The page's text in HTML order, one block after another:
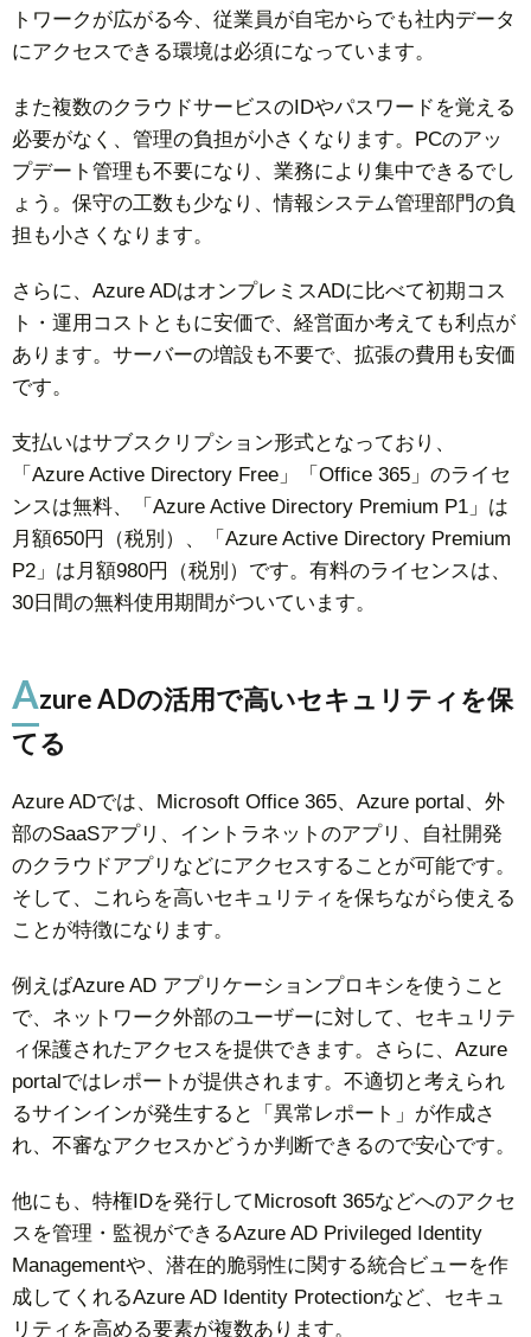
トワークが広がる今、従業員が自宅からでも社内データ
にアクセスできる環境は必須になっています。
また複数のクラウドサービスのIDやパスワードを覚える
必要がなく、管理の負担が小さくなります。PCのアッ
プデート管理も不要になり、業務により集中できるでし
ょう。保守の工数も少なり、情報システム管理部門の負
担も小さくなります。
さらに、Azure ADはオンプレミスADに比べて初期コス
ト・運用コストともに安価で、経営面か考えても利点が
あります。サーバーの増設も不要で、拡張の費用も安価
です。
支払いはサブスクリプション形式となっており、
「Azure Active Directory Free」「Office 365」のライセ
ンスは無料、「Azure Active Directory Premium P1」は
月額650円（税別）、「Azure Active Directory Premium
P2」は月額980円（税別）です。有料のライセンスは、
30日間の無料使用期間がついています。
Azure ADの活用で高いセキュリティを保
てる
Azure ADでは、Microsoft Office 365、Azure portal、外
部のSaaSアプリ、イントラネットのアプリ、自社開発
のクラウドアプリなどにアクセスすることが可能です。
そして、これらを高いセキュリティを保ちながら使える
ことが特徴になります。
例えばAzure AD アプリケーションプロキシを使うこと
で、ネットワーク外部のユーザーに対して、セキュリテ
ィ保護されたアクセスを提供できます。さらに、Azure
portalではレポートが提供されます。不適切と考えられ
るサインインが発生すると「異常レポート」が作成さ
れ、不審なアクセスかどうか判断できるので安心です。
他にも、特権IDを発行してMicrosoft 365などへのアクセ
スを管理・監視ができるAzure AD Privileged Identity
Managementや、潜在的脆弱性に関する統合ビューを作
成してくれるAzure AD Identity Protectionなど、セキュ
リティを高める要素が複数あります。